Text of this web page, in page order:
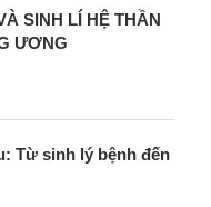
SINH LÍ HỆ THẦN
ƯƠNG
Từ sinh lý bệnh đến